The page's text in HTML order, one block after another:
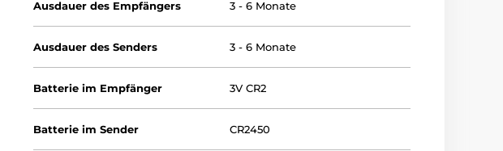
Ausdauer des Empfängers 3 - 6 Monate
Ausdauer des Senders 3 - 6 Monate
Batterie im Empfänger 3V CR2
Batterie im Sender CR2450